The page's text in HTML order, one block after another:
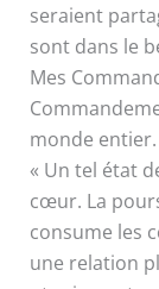
seraient
sont dans le
Mes
monde entier.
« Un tel état
cœur. La
consume les
une relation